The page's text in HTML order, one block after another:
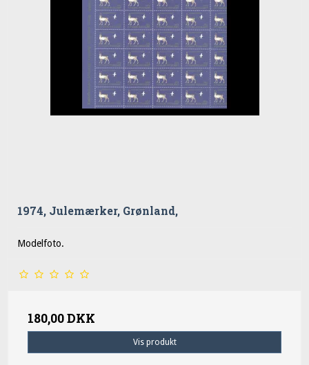
1974, Julemærker, Grønland,
Modelfoto.
180,00 DKK
Vis produkt